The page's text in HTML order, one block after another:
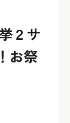
２サ
お祭